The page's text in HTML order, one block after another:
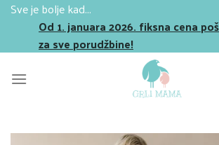
SkipSve je bolje kad...
Od 1. januara 2026. fiksna cena
za sve porudžbine!